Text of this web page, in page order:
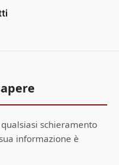
schieramento
informazione è